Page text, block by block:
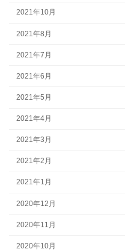
2021年10月
2021年8月
2021年7月
2021年6月
2021年5月
2021年4月
2021年3月
2021年2月
2021年1月
2020年12月
2020年11月
2020年10月